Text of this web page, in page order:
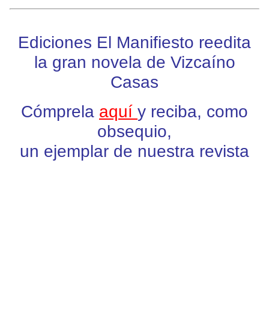
Ediciones El Manifiesto reedita
la gran novela de Vizcaíno
Casas
Cómprela aquí y reciba, como
obsequio,
un ejemplar de nuestra revista